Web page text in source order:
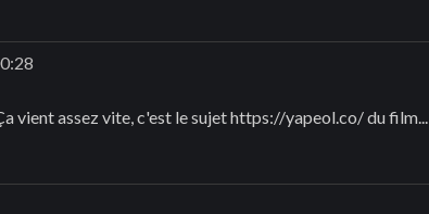
vient assez vite, c'est le sujethttps://yapeol.co/du film...